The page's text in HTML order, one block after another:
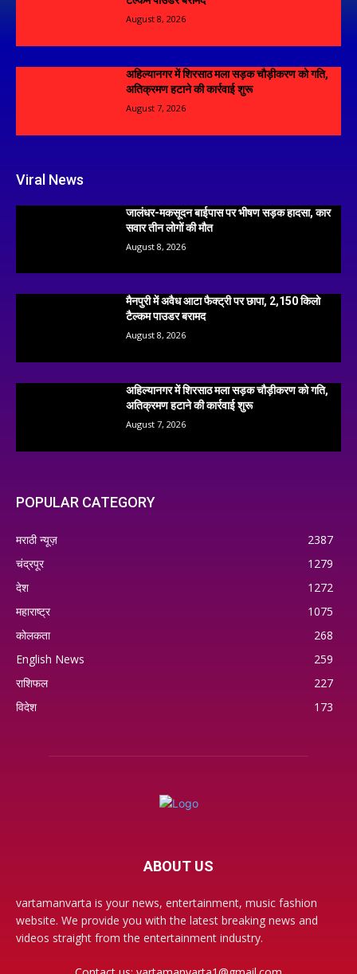
August 8, 2026
अहिल्यानगर में शिरसाठ मला सड़क चौड़ीकरण को गति,
अतिक्रमण हटाने की कार्रवाई शुरू
August 7, 2026
Viral News
जालंधर-मकसूदन बाईपास पर भीषण सड़क हादसा, कार
सवार तीन लोगों की मौत
August 8, 2026
मैनपुरी में अवैध आटा फैक्ट्री पर छापा, 2,150 किलो
टैल्कम पाउडर बरामद
August 8, 2026
अहिल्यानगर में शिरसाठ मला सड़क चौड़ीकरण को गति,
अतिक्रमण हटाने की कार्रवाई शुरू
August 7, 2026
POPULAR CATEGORY
मराठी न्यूज़
2387
चंद्रपूर
1279
देश
1272
महाराष्ट्र
1075
कोलकता
268
English News
259
राशिफल
227
विदेश
173
ABOUT US
vartamanvarta is your news, entertainment, music fashion
website. We provide you with the latest breaking news and
videos straight from the entertainment industry.